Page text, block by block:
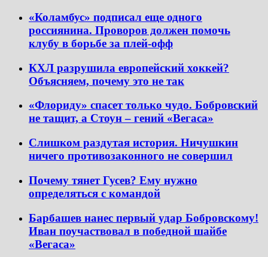
«Коламбус» подписал еще одного
россиянина. Проворов должен помочь
клубу в борьбе за плей-офф
КХЛ разрушила европейский хоккей?
Объясняем, почему это не так
«Флориду» спасет только чудо. Бобровский
не тащит, а Стоун – гений «Вегаса»
Слишком раздутая история. Ничушкин
ничего противозаконного не совершил
Почему тянет Гусев? Ему нужно
определяться с командой
Барбашев нанес первый удар Бобровскому!
Иван поучаствовал в победной шайбе
«Вегаса»